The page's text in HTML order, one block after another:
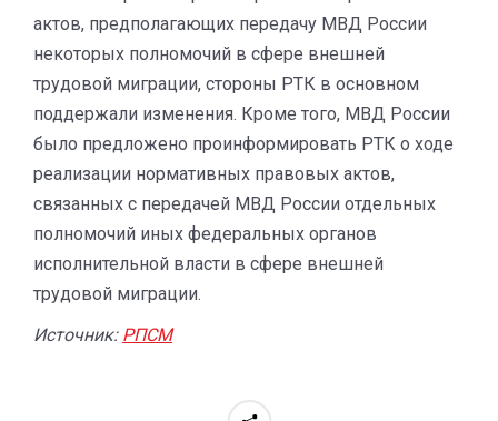
актов, предполагающих передачу МВД России
некоторых полномочий в сфере внешней
трудовой миграции, стороны РТК в основном
поддержали изменения. Кроме того, МВД России
было предложено проинформировать РТК о ходе
реализации нормативных правовых актов,
связанных с передачей МВД России отдельных
полномочий иных федеральных органов
исполнительной власти в сфере внешней
трудовой миграции.
Источник: РПСМ